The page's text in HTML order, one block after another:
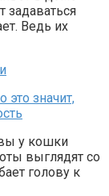
задаваться
Ведь их
значит,
у кошки
выглядят со
голову к